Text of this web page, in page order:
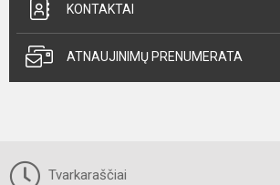
KONTAKTAI
ATNAUJINIMŲ PRENUMERATA
Tvarkaraščiai